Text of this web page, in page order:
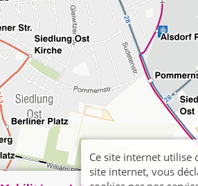
Ce site internet utilise
site internet, vous